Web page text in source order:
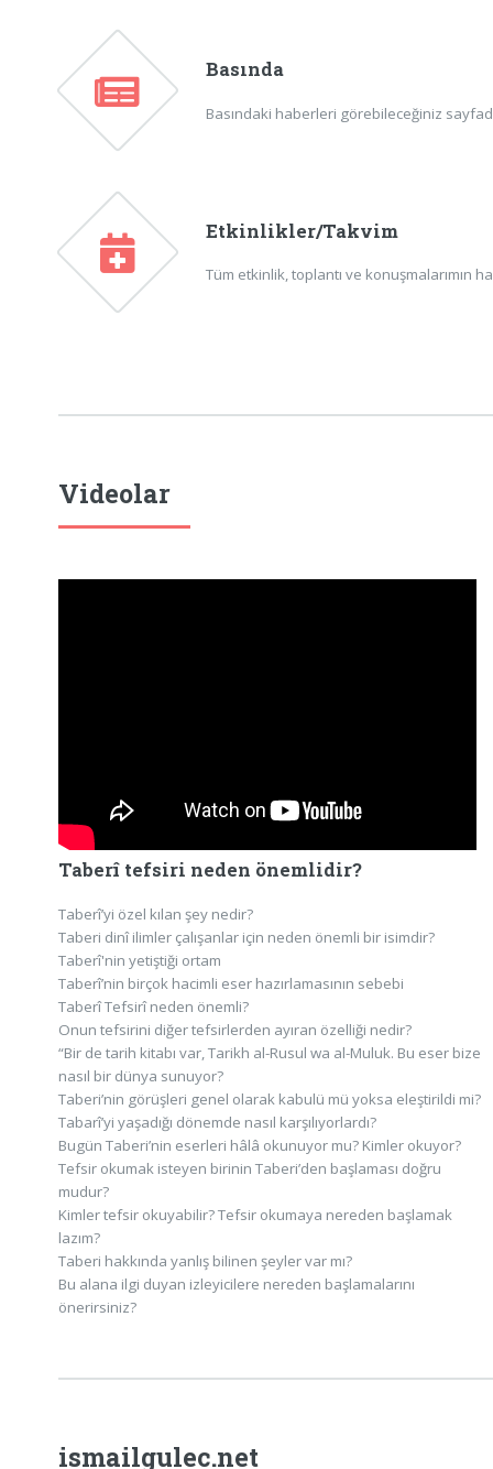
Basında
Basındaki haberleri görebileceğiniz
Etkinlikler/Takvim
Tüm etkinlik, toplantı ve konuşmalarımın
Videolar
Taberî tefsiri neden önemlidir?
Taberî’yi özel kılan şey nedir?
Taberi dinî ilimler çalışanlar için neden önemli bir isimdir?
Taberî'nin yetiştiği ortam
Taberî’nin birçok hacimli eser hazırlamasının sebebi
Taberî Tefsirî neden önemli?
Onun tefsirini diğer tefsirlerden ayıran özelliği nedir?
“Bir de tarih kitabı var, Tarikh al-Rusul wa al-Muluk. Bu eser bize
nasıl bir dünya sunuyor?
Taberi’nin görüşleri genel olarak kabulü mü yoksa eleştirildi mi?
Tabarî’yi yaşadığı dönemde nasıl karşılıyorlardı?
Bugün Taberi’nin eserleri hâlâ okunuyor mu? Kimler okuyor?
Tefsir okumak isteyen birinin Taberi’den başlaması doğru
mudur?
Kimler tefsir okuyabilir? Tefsir okumaya nereden başlamak
lazım?
Taberi hakkında yanlış bilinen şeyler var mı?
Bu alana ilgi duyan izleyicilere nereden başlamalarını
önerirsiniz?
ismailgulec.net